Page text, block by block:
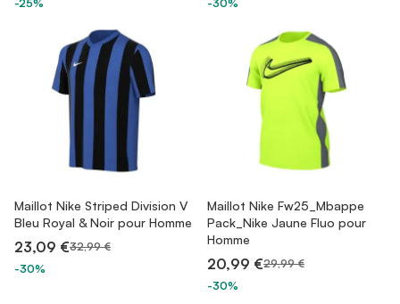
-25% -30%
Maillot Nike Striped Division V
Bleu Royal & Noir pour Homme
23,09 €32,99 €
-30%
Maillot Nike Fw25_Mbappe
Pack_Nike Jaune Fluo pour
Homme
20,99 €29,99 €
-30%